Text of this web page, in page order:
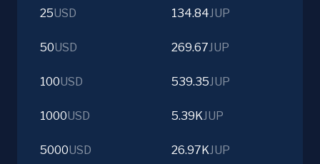
25USD 134.84JUP
50USD 269.67JUP
100USD 539.35JUP
1000USD 5.39KJUP
5000USD 26.97KJUP